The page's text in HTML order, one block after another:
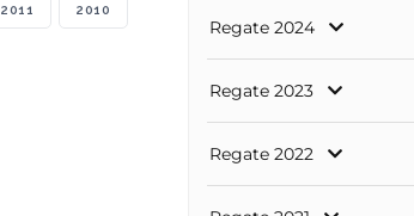
2011 2010
Regate 2024
Regate 2023
Regate 2022